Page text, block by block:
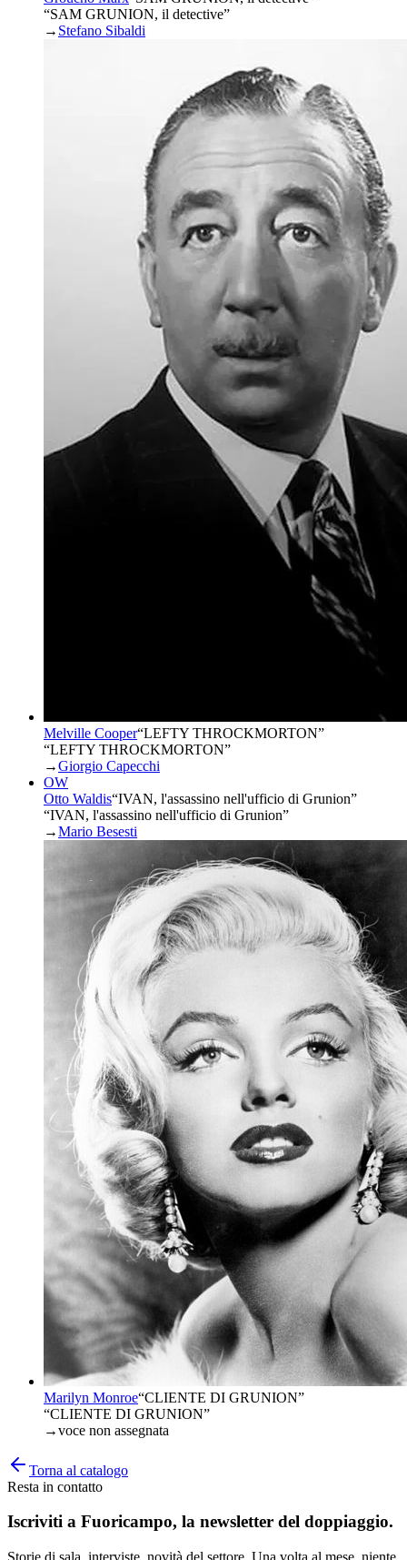
“SAM GRUNION, il detective”
→ Stefano Sibaldi
Melville Cooper“LEFTY THROCKMORTON”
“LEFTY THROCKMORTON”
→Giorgio Capecchi
OW
Otto Waldis“IVAN, l'assassino nell'ufficio di Grunion”
“IVAN, l'assassino nell'ufficio di Grunion”
→Mario Besesti
Marilyn Monroe“CLIENTE DI GRUNION”
“CLIENTE DI GRUNION”
→voce non assegnata
Torna al catalogo
Resta in contatto
Iscriviti a Fuoricampo, la newsletter del doppiaggio.
Storie di sala, interviste, novità del settore. Una volta al mese, niente